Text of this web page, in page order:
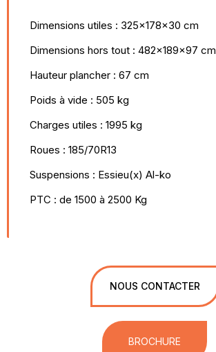
Dimensions utiles : 325x178x30 cm
Dimensions hors tout : 482x189x97 cm
Hauteur plancher : 67 cm
Poids à vide : 505 kg
Charges utiles : 1995 kg
Roues : 185/70R13
Suspensions : Essieu(x) Al-ko
PTC : de 1500 à 2500 Kg
NOUS CONTACTER
BROCHURE